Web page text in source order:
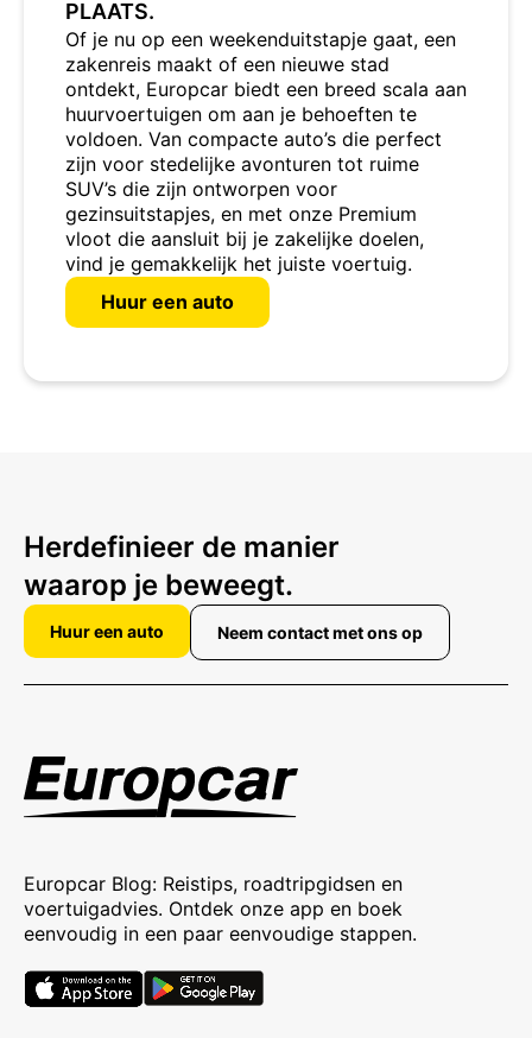
PLAATS.
Of je nu op een weekenduitstapje gaat, een
zakenreis maakt of een nieuwe stad
ontdekt, Europcar biedt een breed scala aan
huurvoertuigen om aan je behoeften te
voldoen. Van compacte auto’s die perfect
zijn voor stedelijke avonturen tot ruime
SUV’s die zijn ontworpen voor
gezinsuitstapjes, en met onze Premium
vloot die aansluit bij je zakelijke doelen,
vind je gemakkelijk het juiste voertuig.
Huur een auto
Herdefinieer de manier
waarop je beweegt.
Huur een auto Neem contact met ons op
Europcar Blog: Reistips, roadtripgidsen en
voertuigadvies. Ontdek onze app en boek
eenvoudig in een paar eenvoudige stappen.